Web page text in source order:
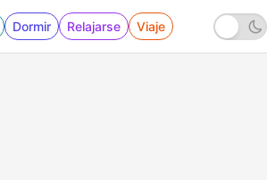
Dormir Relajarse Viaje